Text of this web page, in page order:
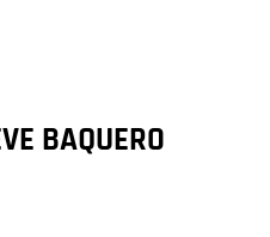
BAQUERO